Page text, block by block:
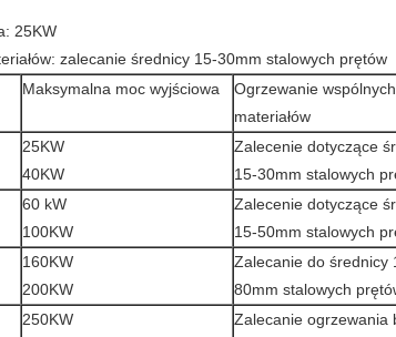
25KW
zalecanie średnicy 15-30mm stalowych prętów
Maksymalna moc wyjściowa
Ogrzewanie wspólnych
materiałów
25KW
40KW
Zalecenie dotyczące
15-30mm stalowych
60 kW
100KW
Zalecenie dotyczące
15-50mm stalowych
160KW
200KW
Zalecanie do średnicy
80mm stalowych
250KW
Zalecanie ogrzewania